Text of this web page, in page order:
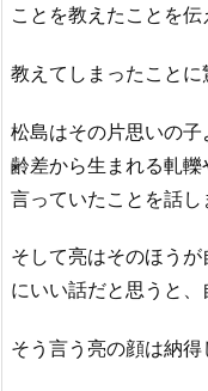
ことを教えたことを伝
教えてしまったことに
松島はその片思いの
齢差から生まれる軋
言っていたことを話し
そして亮はそのほう
にいい話だと思うと、
そう言う亮の顔は納得